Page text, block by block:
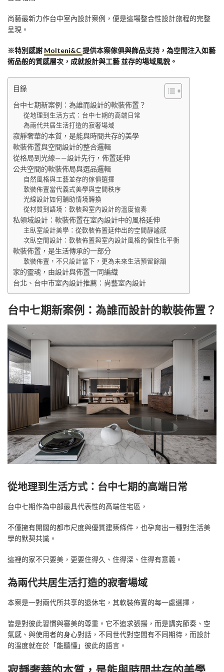
尚藝最新力作台中室內設計案例，便是這場整合性設計旅程的完整
呈現。
※特別感謝Molteni&C提供本案傢俱與飾品支持，為空間注入如藝
術品般的質感層次，成就設計與工藝 並存的場域風貌。
目錄
台中七期新案例：為誰而設計的軟裝佈置？
從地理到生活方式：台中七期的高端日常
為兩代共居生活打造的寂奢場域
寂靜奢華的本質，是能與時間共存的美學
軟裝佈置與空間設計的整合邏輯
從格局到光線——設計先行，佈置延伸
公共空間的軟裝佈局與選品邏輯
自然風格與工藝並存的傢俱選擇
軟裝佈置當代義式美學與空間秩序
光線設計如何輔助情境轉換
從材質到語境：軟裝與室內設計的溫度協奏
私領域設計：軟裝佈置在室內設計中的風格延伸
主臥室設計美學：從軟裝佈置延伸出的空間靜謐感
次臥空間設計：軟裝佈置與室內設計風格的個性化平衡
軟裝佈置，是生活傳承的一部分
軟裝佈置，不只設計當下，更為未來生活預留餘韻
家的靈魂，由設計與佈置一同編織
台北、台中市室內設計推薦：尚藝室內設計
台中七期新案例：為誰而設計的軟裝佈置？
從地理到生活方式：台中七期的高端日常
台中七期作為中部最具代表性的高端住宅區，
不僅擁有開闊的都市尺度與優質建築條件，也孕育出一種對生活美
學的默契共識。
這裡的家不只要美，更要住得久、住得深、住得有意義。
為兩代共居生活打造的寂奢場域
本案是一對兩代所共享的退休宅，其軟裝佈置的每一處選擇，
皆是對彼此習慣與審美的尊重。它不追求張揚，而是講究節奏、空
氣感、與使用者的身心對話，不同世代對空間有不同期待，而設計
的溫度就在於「能聽懂」彼此的語言。